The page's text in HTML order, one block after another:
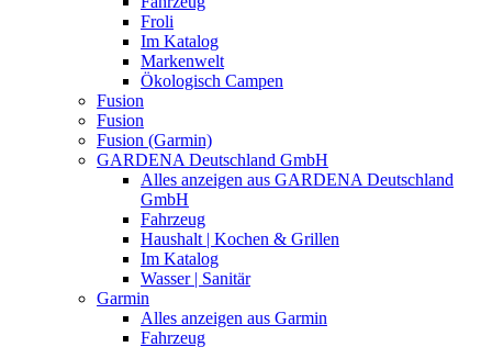
Froli
Im Katalog
Markenwelt
Ökologisch Campen
Fusion
Fusion
Fusion (Garmin)
GARDENA Deutschland GmbH
Alles anzeigen aus GARDENA Deutschland
GmbH
Fahrzeug
Haushalt | Kochen & Grillen
Im Katalog
Wasser | Sanitär
Garmin
Alles anzeigen aus Garmin
Fahrzeug